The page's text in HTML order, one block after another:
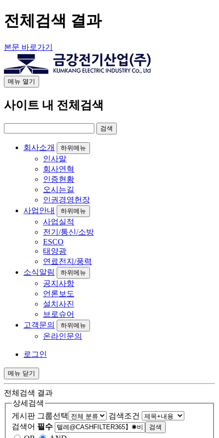
전체검색 결과
본문 바로가기
메뉴 열기
사이트 내 전체검색
회사소개 하위메뉴
인사말
회사연혁
인증현황
오시는길
인권경영헌장
사업안내
하위메뉴
사업실적
전기/통신/소방
ESCO
태양광
연료전지/풍력
소식알림
하위메뉴
공지사항
언론보도
설치사진
브로슈어
고객문의
하위메뉴
온라인문의
로그인
메뉴 닫기
전체검색 결과
상세검색
게시판 그룹선택
검색조건
검색어 필수